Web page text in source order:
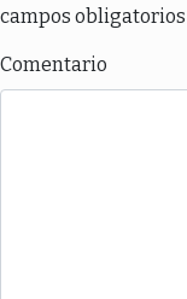
campos
Comentario